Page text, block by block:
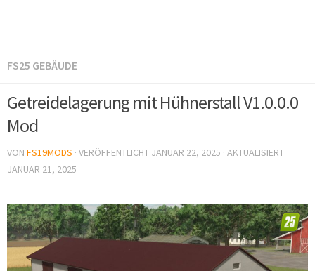
FS25 GEBÄUDE
Getreidelagerung mit Hühnerstall V1.0.0.0
Mod
VON FS19MODS · VERÖFFENTLICHT JANUAR 22, 2025 · AKTUALISIERT
JANUAR 21, 2025